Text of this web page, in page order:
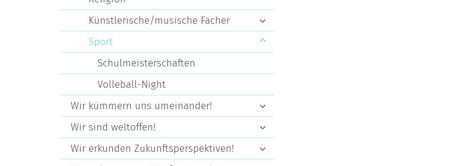
Künstlerische/musische Fächer
Sport
Schulmeisterschaften
Volleball-Night
Wir kümmern uns umeinander!
Wir sind weltoffen!
Wir erkunden Zukunftsperspektiven!